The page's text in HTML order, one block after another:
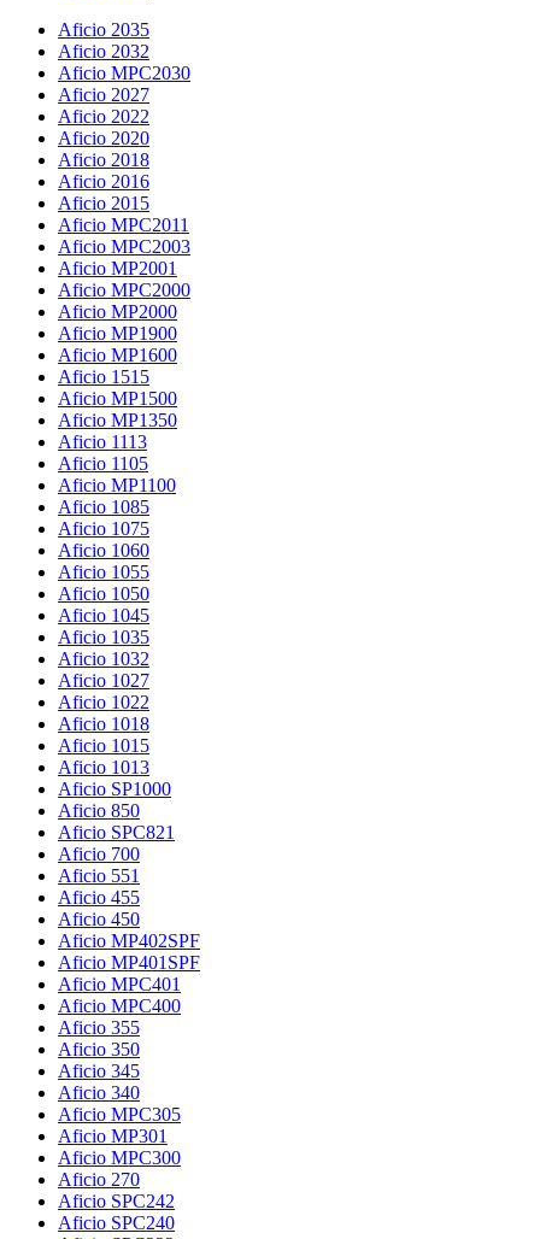
Aficio 2035
Aficio 2032
Aficio MPC2030
Aficio 2027
Aficio 2022
Aficio 2020
Aficio 2018
Aficio 2016
Aficio 2015
Aficio MPC2011
Aficio MPC2003
Aficio MP2001
Aficio MPC2000
Aficio MP2000
Aficio MP1900
Aficio MP1600
Aficio 1515
Aficio MP1500
Aficio MP1350
Aficio 1113
Aficio 1105
Aficio MP1100
Aficio 1085
Aficio 1075
Aficio 1060
Aficio 1055
Aficio 1050
Aficio 1045
Aficio 1035
Aficio 1032
Aficio 1027
Aficio 1022
Aficio 1018
Aficio 1015
Aficio 1013
Aficio SP1000
Aficio 850
Aficio SPC821
Aficio 700
Aficio 551
Aficio 455
Aficio 450
Aficio MP402SPF
Aficio MP401SPF
Aficio MPC401
Aficio MPC400
Aficio 355
Aficio 350
Aficio 345
Aficio 340
Aficio MPC305
Aficio MP301
Aficio MPC300
Aficio 270
Aficio SPC242
Aficio SPC240